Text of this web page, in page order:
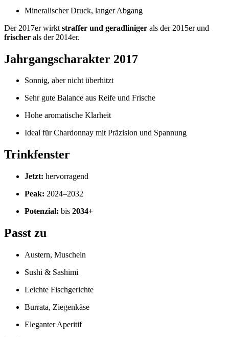
Mineralischer Druck, langer Abgang
Der 2017er wirkt straffer und geradliniger als der 2015er und
frischer als der 2014er.
Jahrgangscharakter 2017
Sonnig, aber nicht überhitzt
Sehr gute Balance aus Reife und Frische
Hohe aromatische Klarheit
Ideal für Chardonnay mit Präzision und Spannung
Trinkfenster
Jetzt: hervorragend
Peak: 2024–2032
Potenzial: bis 2034+
Passt zu
Austern, Muscheln
Sushi & Sashimi
Leichte Fischgerichte
Burrata, Ziegenkäse
Eleganter Aperitif